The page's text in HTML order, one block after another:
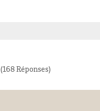
(168 Réponses)